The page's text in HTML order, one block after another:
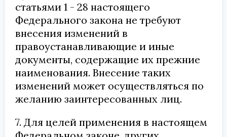
статьями 1 - 28 настоящего
Федерального закона не требуют
внесения изменений в
правоустанавливающие и иные
документы, содержащие их прежние
наименования. Внесение таких
изменений может осуществляться по
желанию заинтересованных лиц.
7. Для целей применения в настоящем